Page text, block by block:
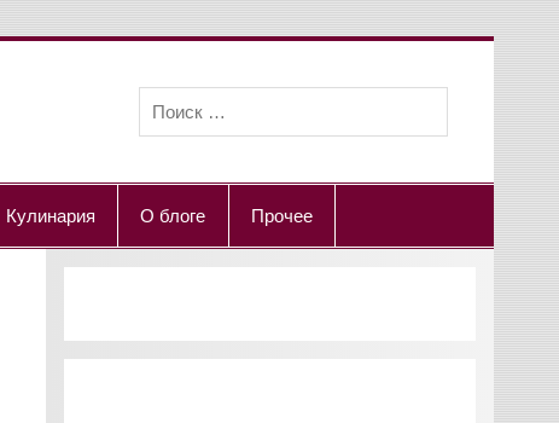
Кулинария О блоге Прочее